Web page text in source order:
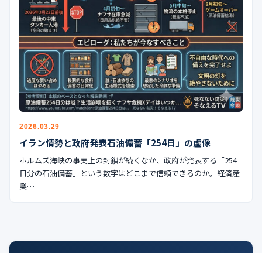
2026.03.29
イラン情勢と政府発表石油備蓄「254日」の虚像
ホルムズ海峡の事実上の封鎖が続くなか、政府が発表する「254
日分の石油備蓄」という数字はどこまで信頼できるのか。経済産
業…